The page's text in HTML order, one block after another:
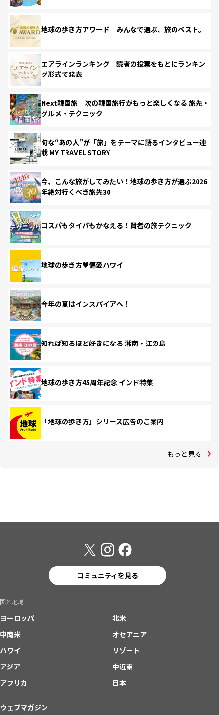
地球の歩き方アワード みんなで選ぶ、旅のベスト。
エアラインランキング 読者の投票をもとにランキン
グ形式で発表
Next韓国旅 次の韓国旅行がもっと楽しくなる 旅先・
グルメ・テクニック
旬な“あの人”が「旅」をテーマに語るインタビュー連
載 MY TRAVEL STORY
今、こんな旅がしてみたい！地球の歩き方が選ぶ2026
年絶対行くべき旅先30
コスパもタイパもかなえる！賢者の旅テクニック
地球の歩き方♥偏愛ハワイ
今年の夏はインスパイアへ！
知れば知るほど好きになる 湘南・江の島
地球の歩き方45周年記念 インド特集
「地球の歩き方」シリーズ広告のご案内
もっと見る
コミュニティを見る
国と地域
ヨーロッパ
北米
中南米
オセアニア
ハワイ
リゾート
アジア
中近東
アフリカ
日本
ウェブマガジン